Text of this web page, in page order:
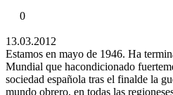
0
13.03.2012
Estamos en mayo de 1946. Ha
Mundial que hacondicionado
sociedad española tras el finalde la
mundo obrero, en todas las